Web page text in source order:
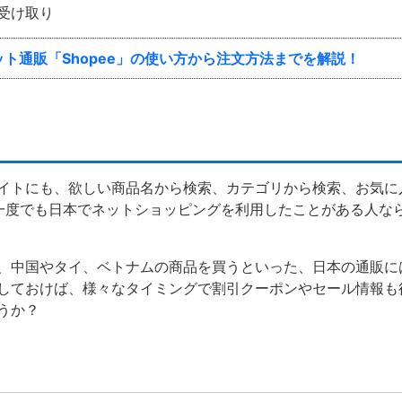
け取り
通販「Shopee」の使い方から注文方法までを解説！
トにも、欲しい商品名から検索、カテゴリから検索、お気
でも日本でネットショッピングを利用したことがある人な
中国やタイ、ベトナムの商品を買うといった、日本の通販
ておけば、様々なタイミングで割引クーポンやセール情報
か？